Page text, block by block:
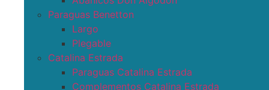
Paraguas Benetton
Largo
Plegable
Catalina Estrada
Paraguas Catalina Estrada
Complementos Catalina Estrada